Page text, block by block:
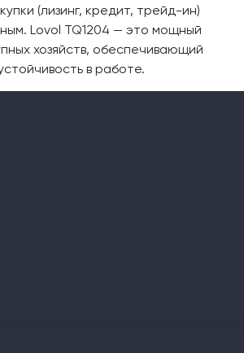
(лизинг, кредит, трейд-ин)
Lovol TQ1204 — это мощный
хозяйств, обеспечивающий
в работе.